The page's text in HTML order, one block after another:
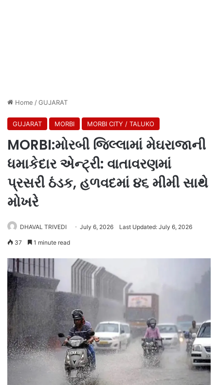
Home /GUJARAT
GUJARAT MORBI MORBI CITY / TALUKO
MORBI:મોરબી જિલ્લામાં મેઘરાજાની
ધમાકેદાર એન્ટ્રી: વાતાવરણમાં
પ્રસરી ઠંડક, હળવદમાં ૪૬ મીમી સાથે
મોખરે
DHAVAL TRIVEDI July 6, 2026 Last Updated: July 6, 2026
37 1 minute read